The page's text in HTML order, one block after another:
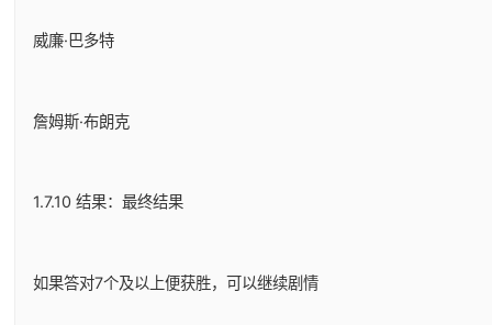
威廉·巴多特
詹姆斯·布朗克
1.7.10 结果：最终结果
如果答对7个及以上便获胜，可以继续剧情